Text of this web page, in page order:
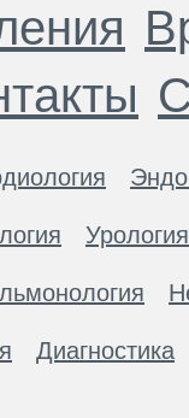
Урология
Диагностика